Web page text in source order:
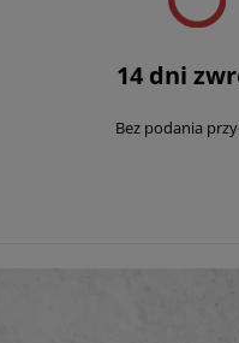
14 dni
Bez podania